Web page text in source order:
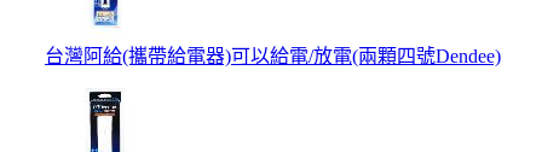
台灣阿給(攜帶給電器)可以給電/放電(兩顆四號Dendee)